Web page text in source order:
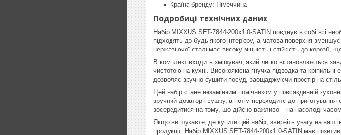
Країна бренду: Німеччина
Подробиці технічних даних
Набір MIXXUS SET-7844-200x1.0-SATIN поєднує в собі всі
підходять до будь-якого інтер'єру, а матова поверхня
нержавіючої сталі має високу міцність і стійкість до
В комплект входить змішувач, який легко встановлюється
чистотою на кухні. Високоякісна гнучка підводка та
дозволяє зручно сушити посуд, заощаджуючи простір на
Цей набір стане незамінним помічником у повсякденній
зручний дозатор і сушку, а потім переходите до
зосередитися на тому, що дійсно важливо – на насолоді
Якщо ви шукаєте, де купити цей набір, зверніть увагу на наш
продукції. Набір MIXXUS SET-7844-200x1.0-SATIN має